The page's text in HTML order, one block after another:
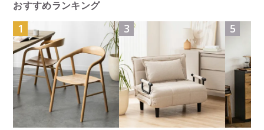
おすすめランキング
1 3 5